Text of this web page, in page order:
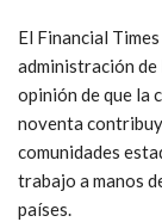
El Financial
administración de
opinión de que la
noventa
comunidades
trabajo a manos
países.